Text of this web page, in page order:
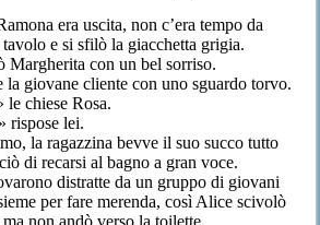
era uscita, non c’era tempo da
tavolo e si sfilò la giacchetta grigia.
Margherita con un bel sorriso.
la giovane cliente con uno sguardo torvo.
le chiese Rosa.
rispose lei.
la ragazzina bevve il suo succo tutto
di recarsi al bagno a gran voce.
distratte da un gruppo di giovani
per fare merenda, così Alice scivolò
non andò verso la toilette.